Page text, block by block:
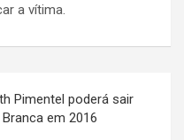
a vítima.
Pimentel poderá sair
em 2016